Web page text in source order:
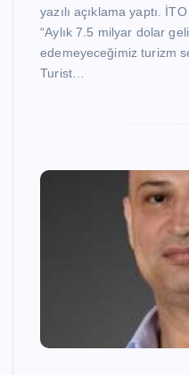
yazılı açıklama yaptı.
“Aylık 7.5 milyar dolar
edemeyeceğimiz turizm
Turist…